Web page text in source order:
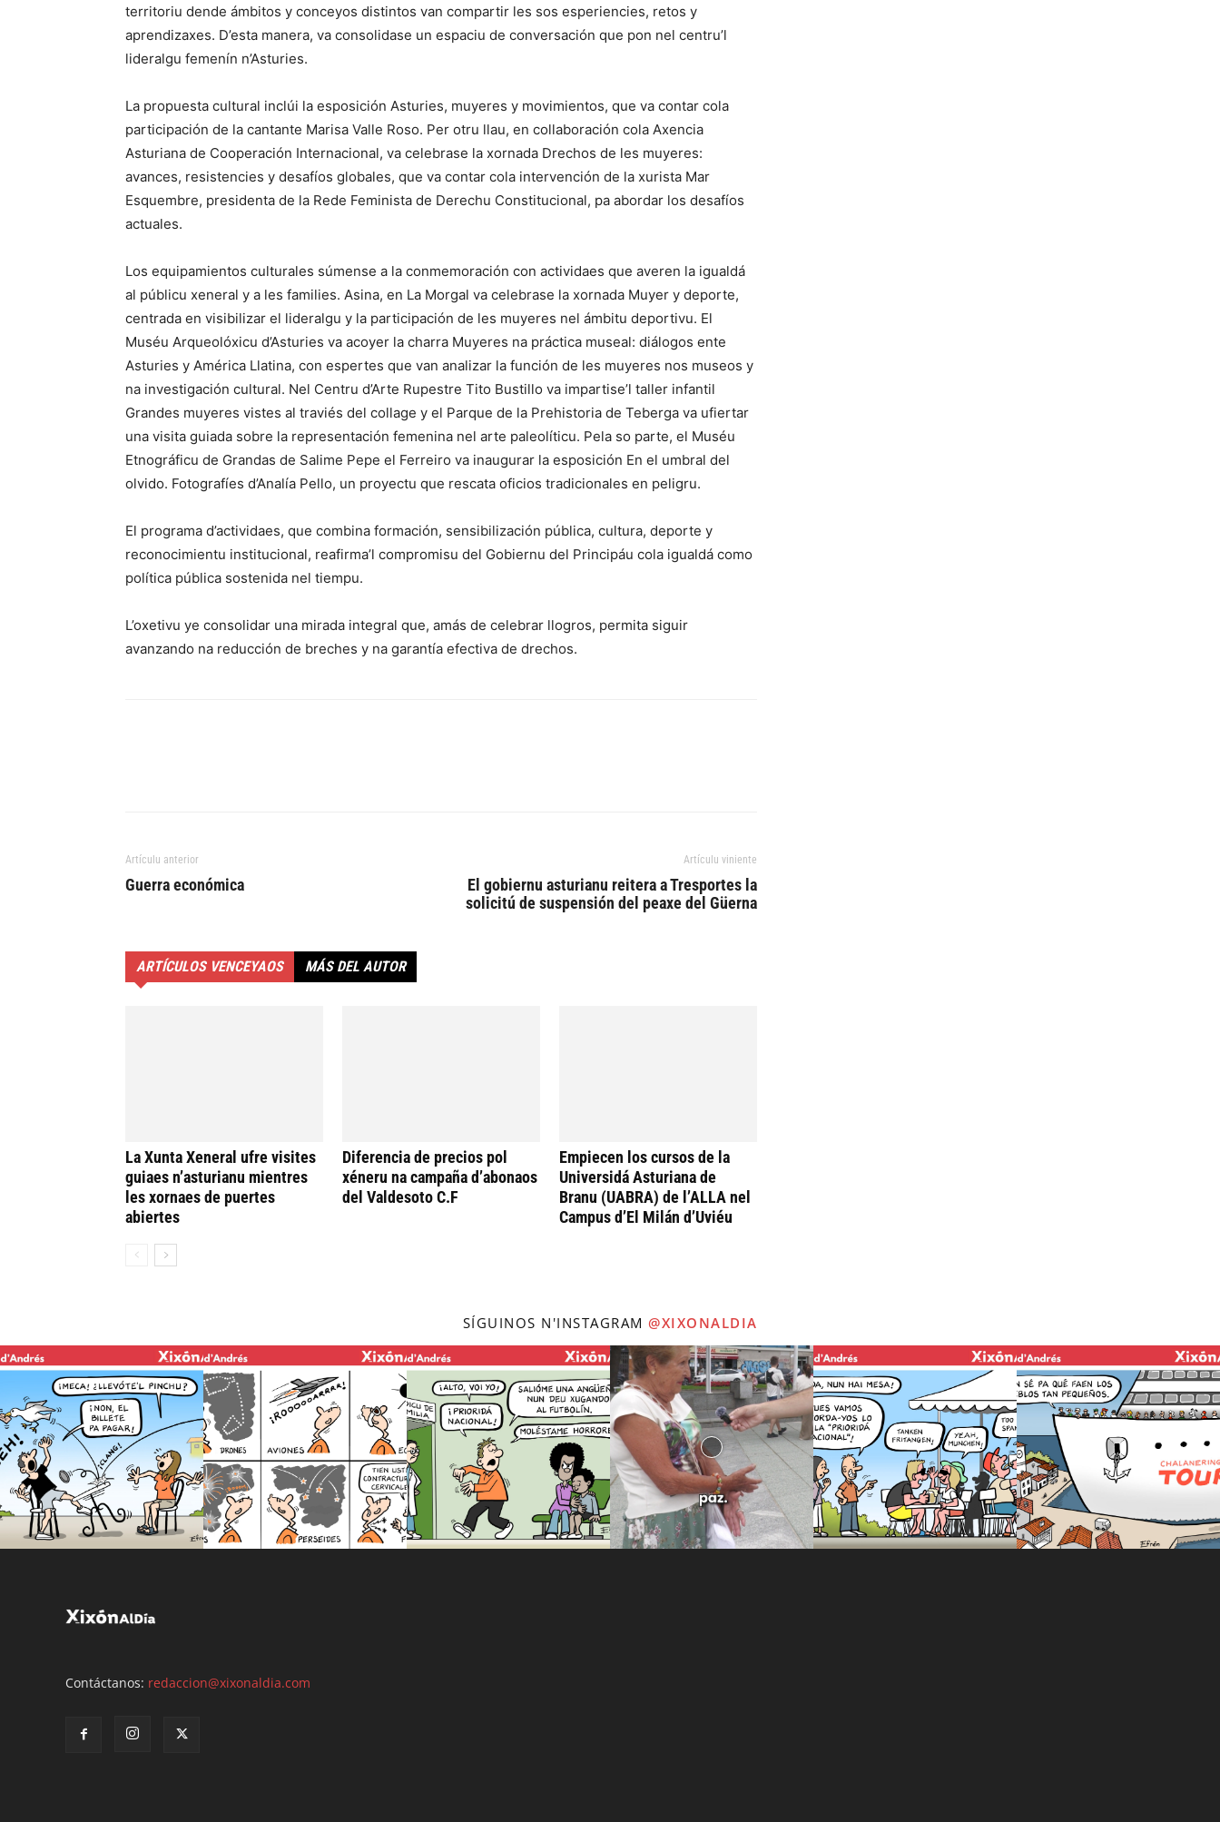
territoriu dende ámbitos y conceyos distintos van compartir les sos esperiencies, retos y
aprendizaxes. D’esta manera, va consolidase un espaciu de conversación que pon nel centru’l
lideralgu femenín n’Asturies.
La propuesta cultural inclúi la esposición Asturies, muyeres y movimientos, que va contar cola
participación de la cantante Marisa Valle Roso. Per otru llau, en collaboración cola Axencia
Asturiana de Cooperación Internacional, va celebrase la xornada Drechos de les muyeres:
avances, resistencies y desafíos globales, que va contar cola intervención de la xurista Mar
Esquembre, presidenta de la Rede Feminista de Derechu Constitucional, pa abordar los desafíos
actuales.
Los equipamientos culturales súmense a la conmemoración con actividaes que averen la igualdá
al públicu xeneral y a les families. Asina, en La Morgal va celebrase la xornada Muyer y deporte,
centrada en visibilizar el lideralgu y la participación de les muyeres nel ámbitu deportivu. El
Muséu Arqueolóxicu d’Asturies va acoyer la charra Muyeres na práctica museal: diálogos ente
Asturies y América Llatina, con espertes que van analizar la función de les muyeres nos museos y
na investigación cultural. Nel Centru d’Arte Rupestre Tito Bustillo va impartise’l taller infantil
Grandes muyeres vistes al traviés del collage y el Parque de la Prehistoria de Teberga va ufiertar
una visita guiada sobre la representación femenina nel arte paleolíticu. Pela so parte, el Muséu
Etnográficu de Grandas de Salime Pepe el Ferreiro va inaugurar la esposición En el umbral del
olvido. Fotografíes d’Analía Pello, un proyectu que rescata oficios tradicionales en peligru.
El programa d’actividaes, que combina formación, sensibilización pública, cultura, deporte y
reconocimientu institucional, reafirma’l compromisu del Gobiernu del Principáu cola igualdá como
política pública sostenida nel tiempu.
L’oxetivu ye consolidar una mirada integral que, amás de celebrar llogros, permita siguir
avanzando na reducción de breches y na garantía efectiva de drechos.
Artículu anterior
Guerra económica
Artículu viniente
El gobiernu asturianu reitera a Tresportes la
solicitú de suspensión del peaxe del Güerna
ARTÍCULOS VENCEYAOS MÁS DEL AUTOR
La Xunta Xeneral ufre visites
guiaes n’asturianu mientres
les xornaes de puertes
abiertes
Diferencia de precios pol
xéneru na campaña d’abonaos
del Valdesoto C.F
Empiecen los cursos de la
Universidá Asturiana de
Branu (UABRA) de l’ALLA nel
Campus d’El Milán d’Uviéu
SÍGUINOS N'INSTAGRAM @XIXONALDIA
Contáctanos: redaccion@xixonaldia.com